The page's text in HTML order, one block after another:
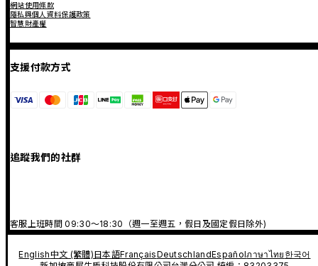
網站使用條款
隱私與個人資料保護政策
智慧財產權
支援付款方式
追蹤我們的社群
客服上班時間 09:30～18:30（週一至週五，假日及國定假日除外)
English中文 (繁體)日本語FrançaisDeutschlandEspañolภาษาไทย 한국어